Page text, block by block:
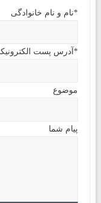
*نام و نام خانوادگی
*آدرس پست
موضوع
پیام شما